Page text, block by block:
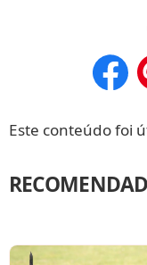
Este conteúdo foi